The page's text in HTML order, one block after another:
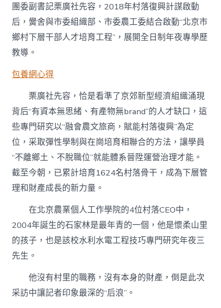
團委副書記栗廣社先容，2018年村落復興計謀啟動
后，黌舍與市委組織部、市委農工委結合啟動“北京市
鄉村下層干部人才培育工程”，展開全日制年夜專學歷
教導。
包養網心得
栗廣社先容，恰是看準了京郊新型經濟組織涌現
背后“有資本無思緒、有產物無brand”的人才缺口，這
些專門研究以“融會農文旅商，賦能村落復興”為定
位，采取彈性學制與在崗培育相聯合的方法，讓學員
“不離鄉土、不脫職位”就能體系晉陞運營治理才能。
截至今朝，已累計培育1624名村落骨干，成為下層管
理和財產成長的新力量。
在北京農業個人工作學院的4位村落CEO中，
2004年誕生的石家林是最年青的一個，他是懷柔山里
的孩子，也是該校水利水電工程技巧專門研究年夜三
先生。
他沒有村里的職務，沒有本身的財產，倒是此次
采訪中讓記者印象最深的“后浪”。